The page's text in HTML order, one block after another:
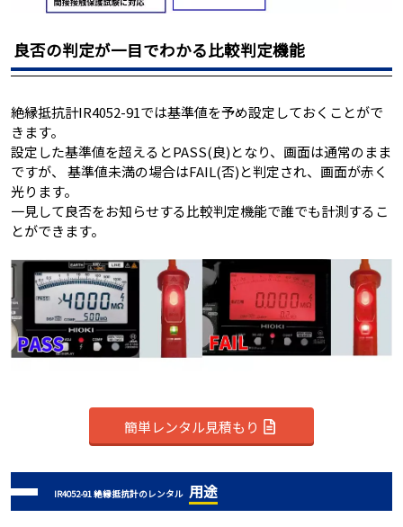
良否の判定が一目でわかる比較判定機能
絶縁抵抗計IR4052-91では基準値を予め設定しておくことがで
きます。
設定した基準値を超えるとPASS(良)となり、画面は通常のまま
ですが、 基準値未満の場合はFAIL(否)と判定され、画面が赤く
光ります。
一見して良否をお知らせする比較判定機能で誰でも計測するこ
とができます。
簡単レンタル見積もり
IR4052-91 絶縁抵抗計のレンタル 用途